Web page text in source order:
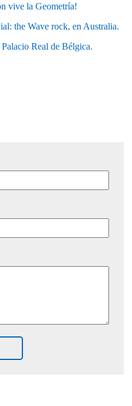
vive la Geometría!
the Wave rock, en Australia.
Real de Bélgica.